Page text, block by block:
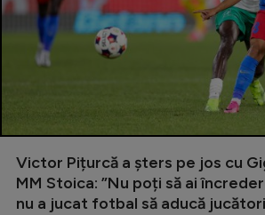
Victor Pițurcă a șters pe jos cu
MM Stoica: ”Nu poți să ai
nu a jucat fotbal să aducă